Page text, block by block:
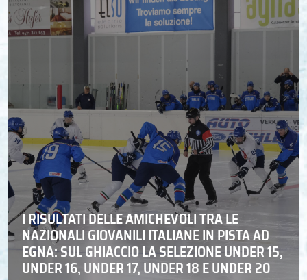
I RISULTATI DELLE AMICHEVOLI TRA LE
NAZIONALI GIOVANILI ITALIANE IN PISTA AD
EGNA: SUL GHIACCIO LA SELEZIONE UNDER 15,
UNDER 16, UNDER 17, UNDER 18 E UNDER 20